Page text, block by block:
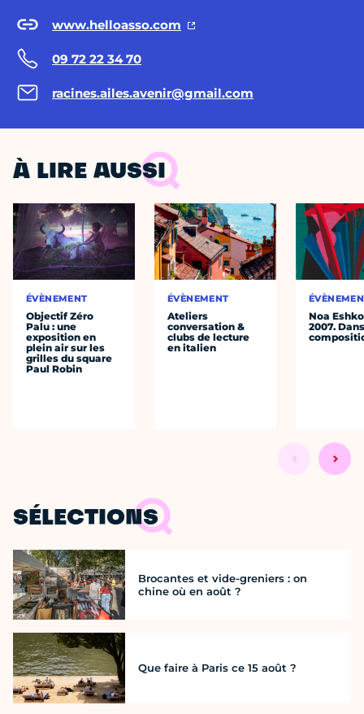
www.helloasso.com
09 72 22 34 70
racines.ailes.avenir@gmail.com
À LIRE AUSSI
ÉVÈNEMENT
Objectif Zéro
Palu : une
exposition en
plein air sur les
grilles du square
Paul Robin
ÉVÈNEMENT
Ateliers
conversation &
clubs de lecture
en italien
Noa
2007.
SÉLECTIONS
Brocantes et vide-greniers : on
chine où en août ?
Que faire à Paris ce 15 août ?